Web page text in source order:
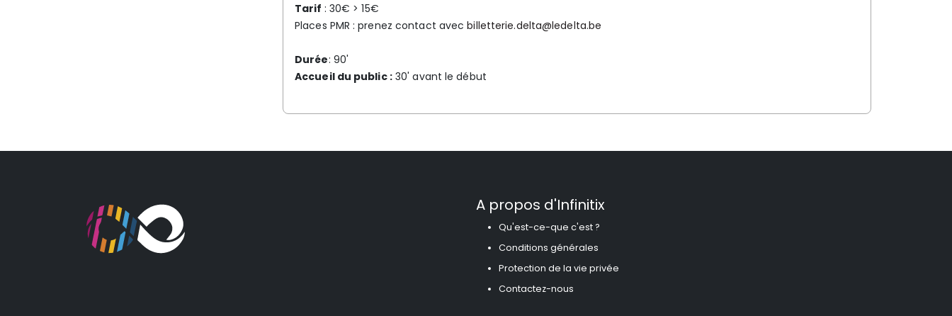
Tarif : 30€ > 15€
Places PMR : prenez contact avecbilletterie.delta@ledelta.be
Durée: 90'
Accueil du public :30' avant le début
A propos d'Infinitix
Qu'est-ce-que c'est ?
Conditions générales
Protection de la vie privée
Contactez-nous